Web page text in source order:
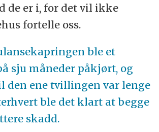
de er i, for det vil ikke
fortelle oss.
ble et
sju måneder påkjørt, og
den ene tvillingen var lenge
ble det klart at begge
skadd.